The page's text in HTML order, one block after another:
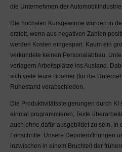
die Unternehmen der
Die höchsten Kursgewinne wurden in
erzielt, wenn aus negativen Zahlen
werden Kosten eingespart. Kaum ein
verkündete keinen Personalabbau.
verlagern Arbeitsplätze ins Ausland.
sich viele teure Boomer (für die
Ruhestand verabschieden.
Die Produktivitätssteigerungen durch
einmal programmieren, Texte
auch ohne dafür ausgebildet zu sein. In
Fortschritte: Unsere Depoteröffnungen
inzwischen in einem Bruchteil der